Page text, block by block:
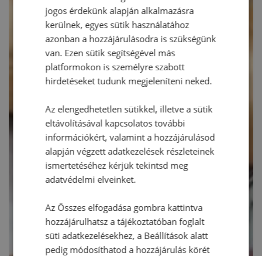
jogos érdekünk alapján alkalmazásra
kerülnek, egyes sütik használatához
azonban a hozzájárulásodra is szükségünk
van. Ezen sütik segítségével más
platformokon is személyre szabott
hirdetéseket tudunk megjeleníteni neked.
Az elengedhetetlen sütikkel, illetve a sütik
eltávolításával kapcsolatos további
információkért, valamint a hozzájárulásod
alapján végzett adatkezelések részleteinek
ismertetéséhez kérjük tekintsd meg
adatvédelmi elveinket.
Az Összes elfogadása gombra kattintva
hozzájárulhatsz a tájékoztatóban foglalt
süti adatkezelésekhez, a Beállítások alatt
pedig módosíthatod a hozzájárulás körét